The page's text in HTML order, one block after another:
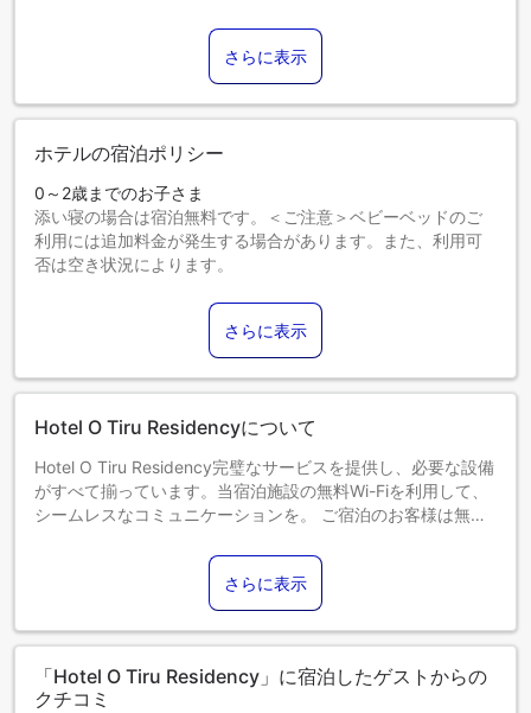
さらに表示
ホテルの宿泊ポリシー
0～2歳までのお子さま
添い寝の場合は宿泊無料です。＜ご注意＞ベビーベッドのご
利用には追加料金が発生する場合があります。また、利用可
否は空き状況によります。
添い寝の場合は宿泊無料です。
6歳以上のゲストは大人とみなされます。
エキストラベッドの追加可否は、お部屋タイプにより異なり
ます。各部屋タイプ欄の記載をご確認ください。
さらに表示
Hotel O Tiru Residencyについて
Hotel O Tiru Residency完璧なサービスを提供し、必要な設備
がすべて揃っています。当宿泊施設の無料Wi-Fiを利用して、
シームレスなコミュニケーションを。 ご宿泊のお客様は無料
ジュサービスをはじめとするフロントデスクサポートを提供
しています。当宿泊施設のチケットサービスを利用すれば、
市内の一流アトラクションへのパス確保も簡単です。 リラッ
クスしたい方のために、ルームサービスなどの便利な設備・
つろぎのひとときを。 喫煙を希望される方には、指定された
喫煙ゾーンがあります。当宿泊施設には、快適な眠りに必要
さらに表示
「Hotel O Tiru Residency」に宿泊したゲストからの
クチコミ